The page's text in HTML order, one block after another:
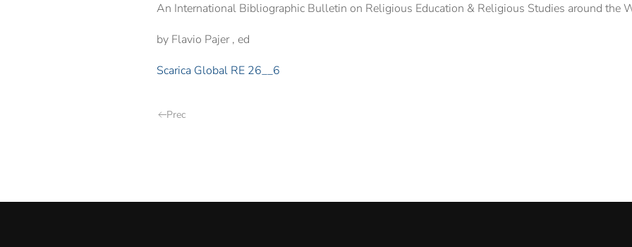
An International Bibliographic Bulletin on Religious Education & Religious Studies around the
by Flavio Pajer , ed
Scarica Global RE 26__6
Prec